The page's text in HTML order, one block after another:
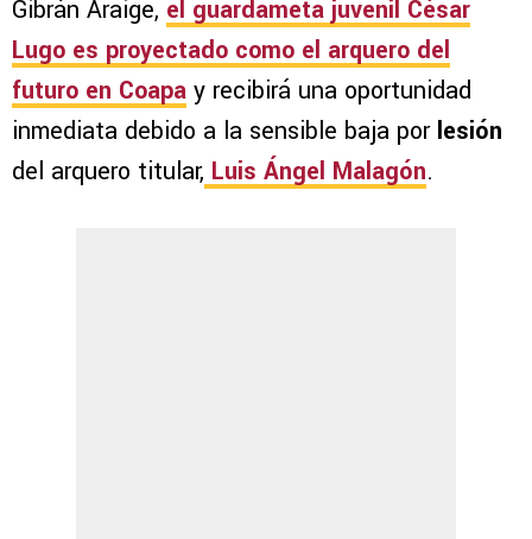
Gibrán Araige, el guardameta juvenil César
Lugo es proyectado como el arquero del
futuro en Coapa y recibirá una oportunidad
inmediata debido a la sensible baja por lesión
del arquero titular, Luis Ángel Malagón.